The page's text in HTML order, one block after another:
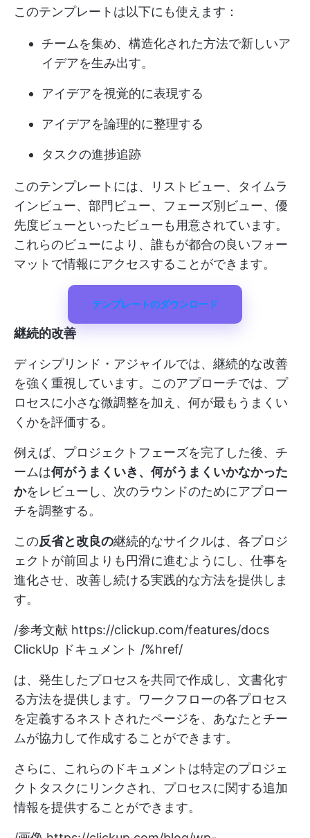
このテンプレートは以下にも使えます：
チームを集め、構造化された方法で新しいア
イデアを生み出す。
アイデアを視覚的に表現する
アイデアを論理的に整理する
タスクの進捗追跡
このテンプレートには、リストビュー、タイムラ
インビュー、部門ビュー、フェーズ別ビュー、優
先度ビューといったビューも用意されています。
これらのビューにより、誰もが都合の良いフォー
マットで情報にアクセスすることができます。
テンプレートのダウンロード
継続的改善
ディシプリンド・アジャイルでは、継続的な改善
を強く重視しています。このアプローチでは、プ
ロセスに小さな微調整を加え、何が最もうまくい
くかを評価する。
例えば、プロジェクトフェーズを完了した後、チ
ームは何がうまくいき、何がうまくいかなかった
かをレビューし、次のラウンドのためにアプロー
チを調整する。
この反省と改良の継続的なサイクルは、各プロジ
ェクトが前回よりも円滑に進むようにし、仕事を
進化させ、改善し続ける実践的な方法を提供しま
す。
/参考文献 https://clickup.com/features/docs
ClickUp ドキュメント /%href/
は、発生したプロセスを共同で作成し、文書化す
る方法を提供します。ワークフローの各プロセス
を定義するネストされたページを、あなたとチー
ムが協力して作成することができます。
さらに、これらのドキュメントは特定のプロジェ
クトタスクにリンクされ、プロセスに関する追加
情報を提供することができます。